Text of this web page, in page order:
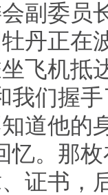
副委员
丹正在
飞机抵
我们握
道他的
忆。那
、证书